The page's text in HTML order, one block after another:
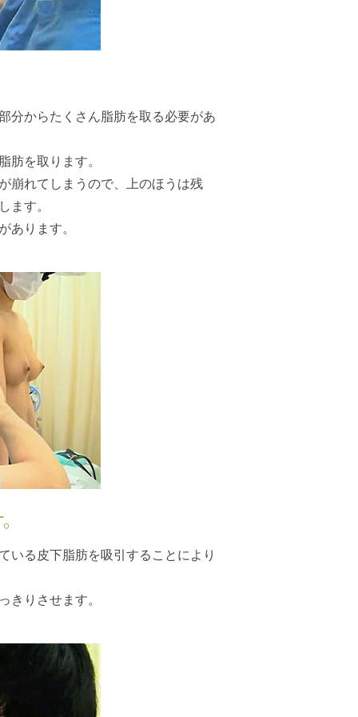
分からたくさん脂肪を取る必要があ
肪を取ります。
崩れてしまうので、上のほうは残
ます。
あります。
いる皮下脂肪を吸引することにより
きりさせます。